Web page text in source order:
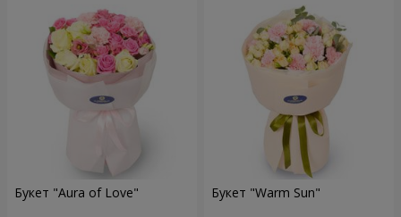
Букет "Aura of Love" Букет "Warm Sun"